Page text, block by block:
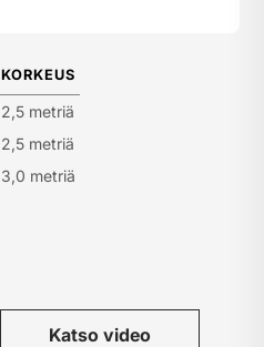
KORKEUS
2,5 metriä
2,5 metriä
3,0 metriä
Katso video